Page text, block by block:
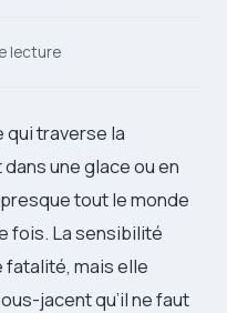
lecture
traverse la
une glace ou en
tout le monde
fois. La sensibilité
fatalité, mais elle
jacent qu’il ne faut